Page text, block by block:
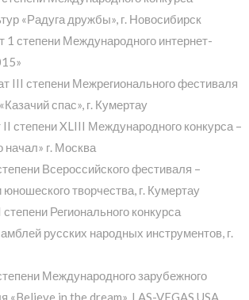
«Радуга дружбы», г. Новосибирск
1 степени Международного интернет-
III степени Межрегионального фестиваля
спас», г. Кумертау
степени XLIII Международного конкурса –
г. Москва
Всероссийского фестиваля –
юношеского творчества, г. Кумертау
Регионального конкурса
русских народных инструментов, г.
Международного зарубежного
«Believe in the dream», LAS-VEGAS USA